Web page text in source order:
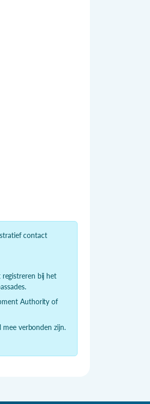
contact
registreren bij het
Authority of
mee verbonden zijn.